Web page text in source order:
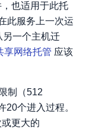
也适用于此托
此服务上一次运
另一个主机迁
享网络托管 应该
制（512
20个进入过程。
更大的